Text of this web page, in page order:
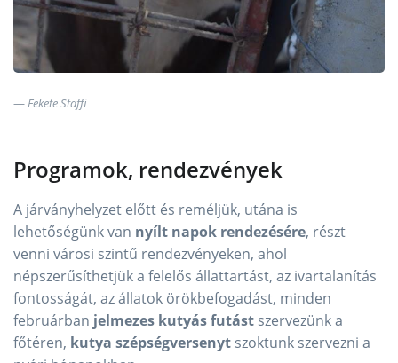
Fekete Staffi
Programok, rendezvények
A járványhelyzet előtt és reméljük, utána is
lehetőségünk van nyílt napok rendezésére, részt
venni városi szintű rendezvényeken, ahol
népszerűsíthetjük a felelős állattartást, az ivartalanítás
fontosságát, az állatok örökbefogadást, minden
februárban jelmezes kutyás futást szervezünk a
főtéren, kutya szépségversenyt szoktunk szervezni a